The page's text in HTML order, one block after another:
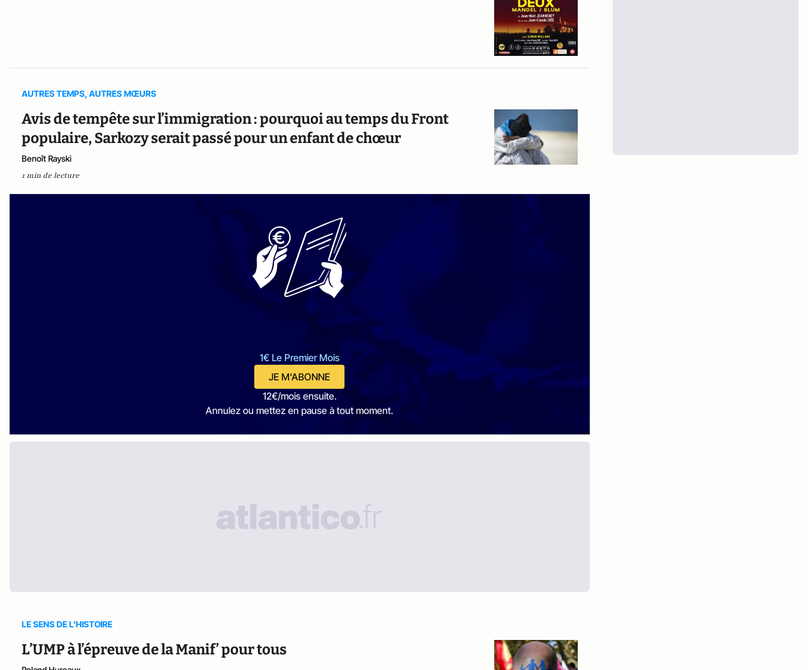
AUTRES TEMPS, AUTRES MŒURS
Avis de tempête sur l’immigration : pourquoi au temps du Front
populaire, Sarkozy serait passé pour un enfant de chœur
Benoît Rayski
1 min de lecture
1€ Le Premier Mois
JE M'ABONNE
12€/mois ensuite.
Annulez ou mettez en pause à tout moment.
LE SENS DE L'HISTOIRE
L’UMP à l’épreuve de la Manif’ pour tous